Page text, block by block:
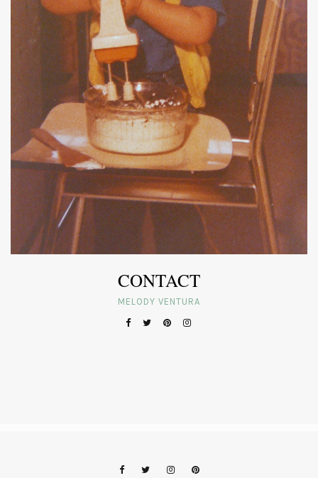
CONTACT
MELODY VENTURA